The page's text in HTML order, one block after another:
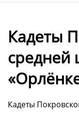
Кадеты
Кадеты